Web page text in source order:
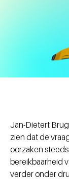
Jan-Dietert
zien dat de
oorzaken
bereikbaarheid
verder onder